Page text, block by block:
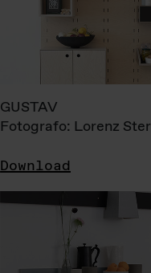
GUSTAV
Fotografo: Lorenz
Download